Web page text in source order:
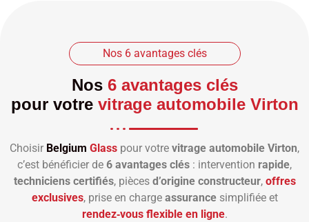
Nos 6 avantages clés
Nos 6 avantages clés
pour votre vitrage automobile Virton
Choisir Belgium Glass pour votre vitrage automobile Virton,
c’est bénéficier de 6 avantages clés : intervention rapide,
techniciens certifiés, pièces d’origine constructeur, offres
exclusives, prise en charge assurancesimplifiée et
rendez‑vous flexible en ligne.